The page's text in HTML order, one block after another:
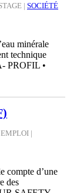
| SOCIÉTÉ
minérale
technique
PROFIL •
EMPLOI |
compte d’une
des